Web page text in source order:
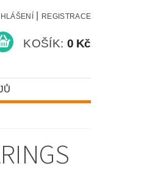
REGISTRACE
KOŠÍK: 0 Kč